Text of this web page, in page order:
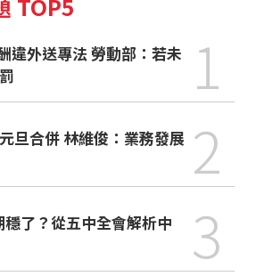
違外送專法 勞動部：若未
1
旦合併 林維俊：業務發展 2
3